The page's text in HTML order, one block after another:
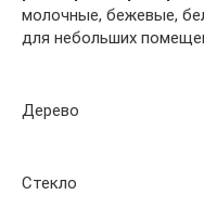
молочные, бежевые,
для небольших
Дерево
Стекло